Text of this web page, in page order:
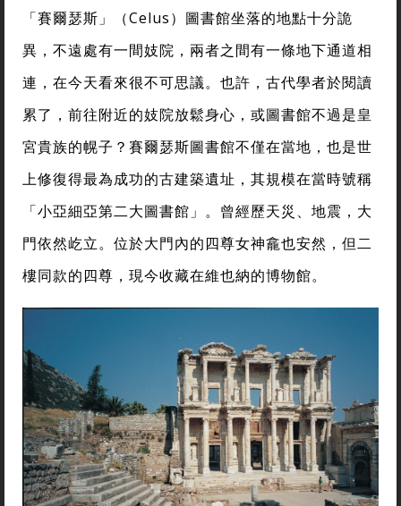
「賽爾瑟斯」（Celus）圖書館坐落的地點十分詭
異，不遠處有一間妓院，兩者之間有一條地下通道相
連，在今天看來很不可思議。也許，古代學者於閱讀
累了，前往附近的妓院放鬆身心，或圖書館不過是皇
宮貴族的幌子？賽爾瑟斯圖書館不僅在當地，也是世
上修復得最為成功的古建築遺址，其規模在當時號稱
「小亞細亞第二大圖書館」。曾經歷天災、地震，大
門依然屹立。位於大門內的四尊女神龕也安然，但二
樓同款的四尊，現今收藏在維也納的博物館。